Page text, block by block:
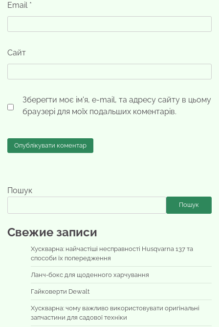
Email *
Сайт
Зберегти моє ім'я, e-mail, та адресу сайту в цьому
браузері для моїх подальших коментарів.
Пошук
Пошук
Свежие записи
Хускварна: найчастіші несправності Husqvarna 137 та
способи їх попередження
Ланч-бокс для щоденного харчування
Гайковерти Dewalt
Хускварна: чому важливо використовувати оригінальні
запчастини для садової техніки